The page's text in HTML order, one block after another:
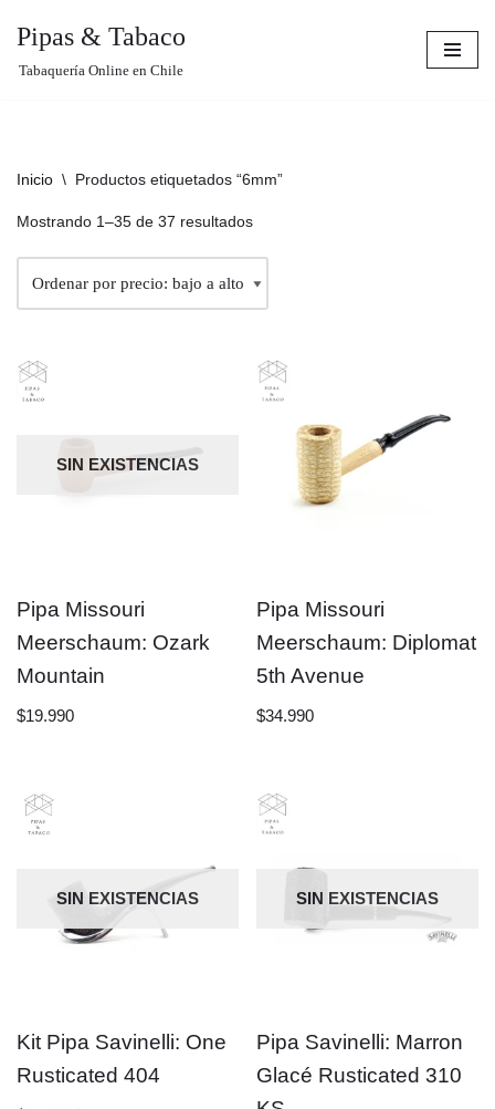
Pipas & Tabaco
Tabaquería Online en Chile
Inicio \ Productos etiquetados “6mm”
Mostrando 1–35 de 37 resultados
SIN EXISTENCIAS
Pipa Missouri
Meerschaum: Ozark
Mountain
$19.990
Pipa Missouri
Meerschaum: Diplomat
5th Avenue
$34.990
SIN EXISTENCIAS
Kit Pipa Savinelli: One
Rusticated 404
SIN EXISTENCIAS
Pipa Savinelli: Marron
Glacé Rusticated 310